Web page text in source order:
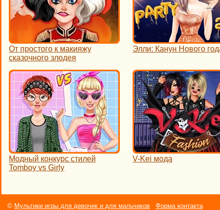
От простого к макияжу
сказочного злодея
Элли: Канун Нового
Модный конкурс стилей
Tomboy vs Girly
V-Kei мода
© Мультики игры для девочек и для мальчиков Форма контакта